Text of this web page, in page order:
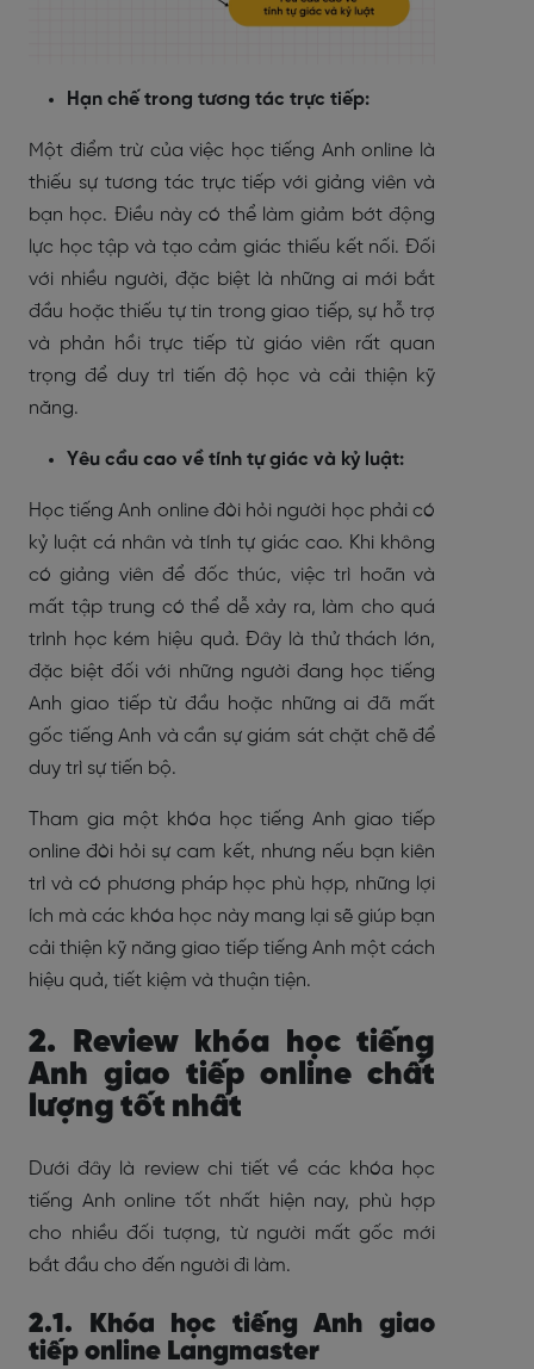
Hạn chế trong tương tác trực tiếp:
Một điểm trừ của việc học tiếng Anh online là
thiếu sự tương tác trực tiếp với giảng viên và
bạn học. Điều này có thể làm giảm bớt động
lực học tập và tạo cảm giác thiếu kết nối. Đối
với nhiều người, đặc biệt là những ai mới bắt
đầu hoặc thiếu tự tin trong giao tiếp, sự hỗ trợ
và phản hồi trực tiếp từ giáo viên rất quan
trọng để duy trì tiến độ học và cải thiện kỹ
năng.
Yêu cầu cao về tính tự giác và kỷ luật:
Học tiếng Anh online đòi hỏi người học phải có
kỷ luật cá nhân và tính tự giác cao. Khi không
có giảng viên để đốc thúc, việc trì hoãn và
mất tập trung có thể dễ xảy ra, làm cho quá
trình học kém hiệu quả. Đây là thử thách lớn,
đặc biệt đối với những người đang học tiếng
Anh giao tiếp từ đầu hoặc những ai đã mất
gốc tiếng Anh và cần sự giám sát chặt chẽ để
duy trì sự tiến bộ.
Tham gia một khóa học tiếng Anh giao tiếp
online đòi hỏi sự cam kết, nhưng nếu bạn kiên
trì và có phương pháp học phù hợp, những lợi
ích mà các khóa học này mang lại sẽ giúp bạn
cải thiện kỹ năng giao tiếp tiếng Anh một cách
hiệu quả, tiết kiệm và thuận tiện.
2. Review khóa học tiếng
Anh giao tiếp online chất
lượng tốt nhất
Dưới đây là review chi tiết về các khóa học
tiếng Anh online tốt nhất hiện nay, phù hợp
cho nhiều đối tượng, từ người mất gốc mới
bắt đầu cho đến người đi làm.
2.1. Khóa học tiếng Anh giao
tiếp online Langmaster